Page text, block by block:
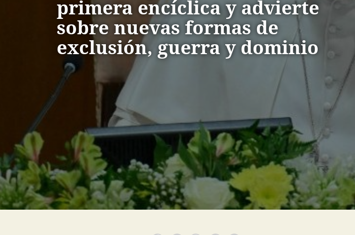
primera encíclica y advierte
sobre nuevas formas de
exclusión, guerra y dominio